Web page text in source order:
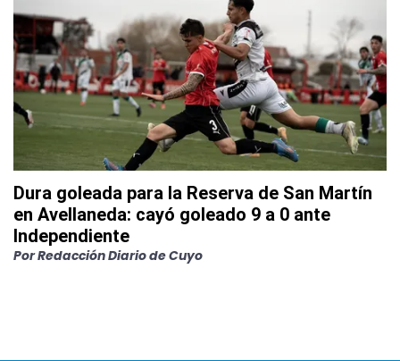
Dura goleada para la Reserva de San Martín
en Avellaneda: cayó goleado 9 a 0 ante
Independiente
PorRedacción Diario de Cuyo